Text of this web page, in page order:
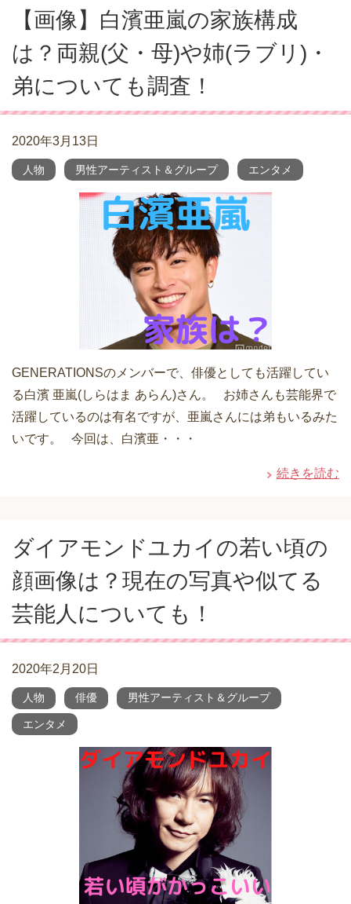
【画像】白濱亜嵐の家族構成
は？両親(父・母)や姉(ラブリ)・
弟についても調査！
2020年3月13日
人物 男性アーティスト＆グループ エンタメ
GENERATIONSのメンバーで、俳優としても活躍してい
る白濱 亜嵐(しらはま あらん)さん。 お姉さんも芸能界で
活躍しているのは有名ですが、亜嵐さんには弟もいるみた
いです。 今回は、白濱亜・・・
続きを読む
ダイアモンドユカイの若い頃の
顔画像は？現在の写真や似てる
芸能人についても！
2020年2月20日
人物 俳優 男性アーティスト＆グループ
エンタメ